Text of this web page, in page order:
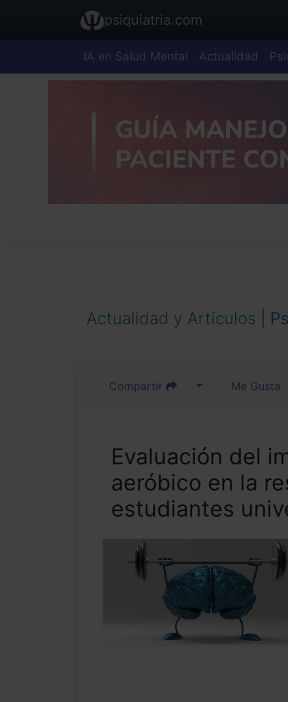
psiquiatria.com
IA en Salud Mental Actualidad
Actualidad y Artículos
Compartir Me
Evaluación del
aeróbico en la
estudiantes